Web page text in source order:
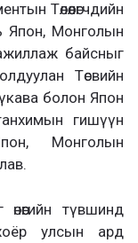
Төлөөлөгчдийн
Япон, Монголын
байсныг
Төсвийн
болон Япон
гишүүн
Монголын
түвшинд
хоёр улсын ард